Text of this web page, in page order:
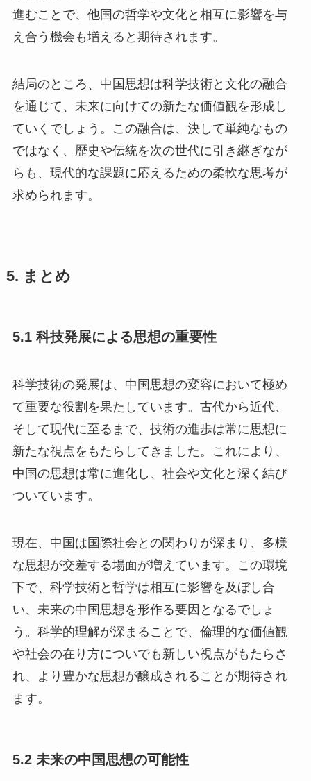
進むことで、他国の哲学や文化と相互に影響を与
え合う機会も増えると期待されます。
結局のところ、中国思想は科学技術と文化の融合
を通じて、未来に向けての新たな価値観を形成し
ていくでしょう。この融合は、決して単純なもの
ではなく、歴史や伝統を次の世代に引き継ぎなが
らも、現代的な課題に応えるための柔軟な思考が
求められます。
5. まとめ
5.1 科技発展による思想の重要性
科学技術の発展は、中国思想の変容において極め
て重要な役割を果たしています。古代から近代、
そして現代に至るまで、技術の進歩は常に思想に
新たな視点をもたらしてきました。これにより、
中国の思想は常に進化し、社会や文化と深く結び
ついています。
現在、中国は国際社会との関わりが深まり、多様
な思想が交差する場面が増えています。この環境
下で、科学技術と哲学は相互に影響を及ぼし合
い、未来の中国思想を形作る要因となるでしょ
う。科学的理解が深まることで、倫理的な価値観
や社会の在り方についでも新しい視点がもたらさ
れ、より豊かな思想が醸成されることが期待され
ます。
5.2 未来の中国思想の可能性